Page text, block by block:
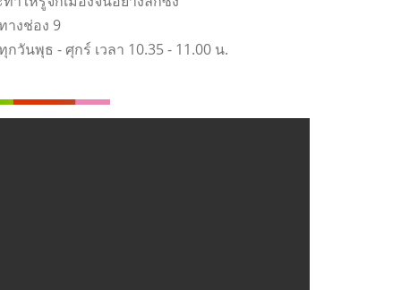
งช่อง 9
นพุธ - ศุกร์ เวลา 10.35 - 11.00 น.